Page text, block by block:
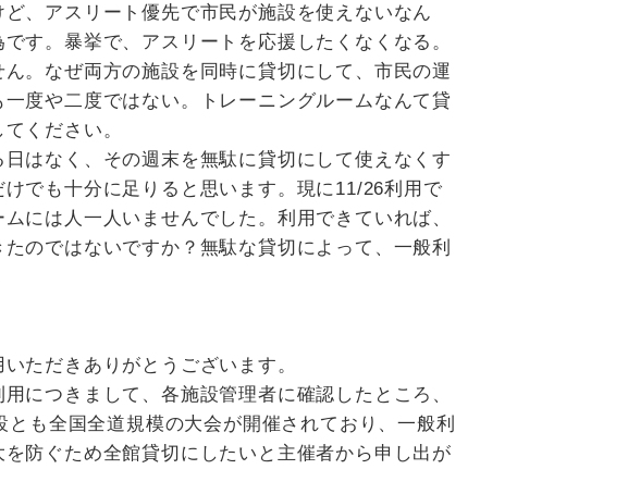
、アスリート優先で市民が施設を使えないなん
す。暴挙で、アスリートを応援したくなくなる。
。なぜ両方の施設を同時に貸切にして、市民の運
度や二度ではない。トレーニングルームなんて貸
ください。
はなく、その週末を無駄に貸切にして使えなくす
でも十分に足りると思います。現に11/26利用で
には人一人いませんでした。利用できていれば、
のではないですか？無駄な貸切によって、一般利
ただきありがとうございます。
につきまして、各施設管理者に確認したところ、
も全国全道規模の大会が開催されており、一般利
防ぐため全館貸切にしたいと主催者から申し出が